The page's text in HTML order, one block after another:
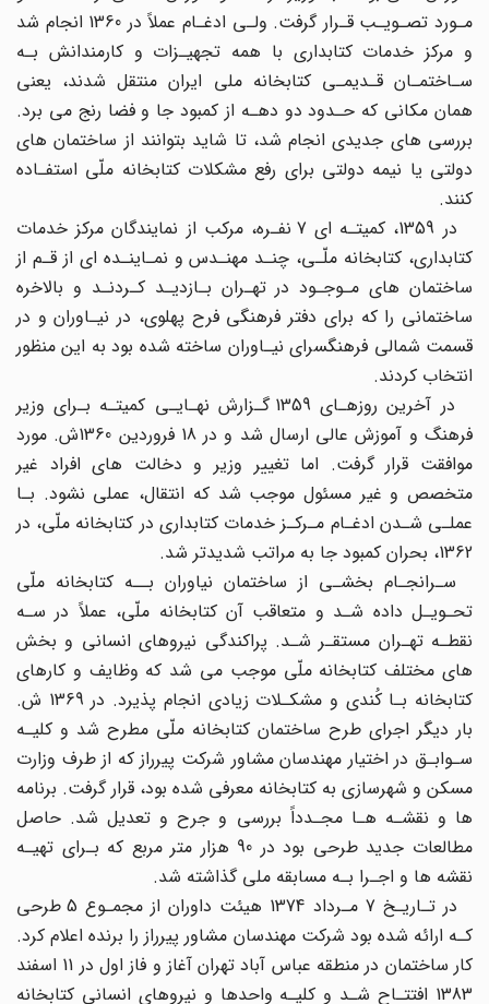
مـورد تصـویـب قـرار گرفت. ولـی ادغـام عملاً در 1360 انجام شد
و مرکز خدمات کتابداری با همه تجهیـزات و کارمندانش بـه
سـاختمـان قـدیمـی کتابخانه ملی ایران منتقل شدند، یعنی
همان مکانی که حـدود دو دهـه از کمبود جا و فضا رنج می برد.
بررسی های جدیدی انجام شد، تا شاید بتوانند از ساختمان های
دولتی یا نیمه دولتی برای رفع مشکلات کتابخانه ملّی استفـاده
کنند.
در 1359، کمیتـه ای 7 نفـره، مرکب از نمایندگان مرکز خدمات
کتابداری، کتابخانه ملّـی، چنـد مهنـدس و نمـاینـده ای از قـم از
ساختمان های مـوجـود در تهـران بـازدیـد کـردنـد و بالاخره
ساختمانی را که برای دفتر فرهنگی فرح پهلوی، در نیـاوران و در
قسمت شمالی فرهنگسرای نیـاوران ساخته شده بود به این منظور
انتخاب کردند.
در آخرین روزهـای 1359 گـزارش نهـایـی کمیتـه بـرای وزیر
فرهنگ و آموزش عالی ارسال شد و در 18 فروردین 1360ش. مورد
موافقت قرار گرفت. اما تغییر وزیر و دخالت های افراد غیر
متخصص و غیر مسئول موجب شد که انتقال، عملی نشود. بـا
عملـی شـدن ادغـام مـرکـز خدمات کتابداری در کتابخانه ملّی، در
1362، بحران کمبود جا به مراتب شدیدتر شد.
سـرانجـام بخشـی از ساختمان نیاوران بــه کتابخانه ملّی
تحـویـل داده شـد و متعاقب آن کتابخانه ملّی، عملاً در سـه
نقطـه تهـران مستقـر شـد. پراکندگی نیروهای انسانی و بخش
های مختلف کتابخانه ملّی موجب می شد که وظایف و کارهای
کتابخانه بـا کُندی و مشکـلات زیادی انجام پذیرد. در 1369 ش.
بار دیگر اجرای طرح ساختمان کتابخانه ملّی مطرح شد و کلیـه
سـوابـق در اختیار مهندسان مشاور شرکت پیرراز که از طرف وزارت
مسکن و شهرسازی به کتابخانه معرفی شده بود، قرار گرفت. برنامه
ها و نقشـه هـا مجـدداً بررسی و جرح و تعدیل شد. حاصل
مطالعات جدید طرحی بود در 90 هزار متر مربع که بـرای تهیـه
نقشه ها و اجـرا بـه مسابقه ملی گذاشته شد.
در تـاریـخ 7 مـرداد 1374 هیئت داوران از مجمـوع 5 طرحی
کـه ارائه شده بود شرکت مهندسان مشاور پیرراز را برنده اعلام کرد.
کار ساختمان در منطقه عباس آباد تهران آغاز و فاز اول در 11 اسفند
1383 افتتـاح شـد و کلیـه واحدها و نیروهای انسانی کتابخانه